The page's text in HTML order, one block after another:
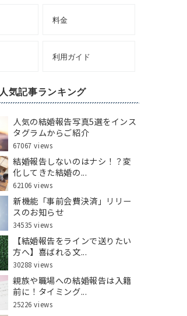
料金
利用ガイド
人気記事ランキング
人気の結婚報告写真5選をインス
タグラムからご紹介
67067 views
結婚報告しないのはナシ！？変
化してきた結婚の...
62106 views
新機能「事前会費決済」リリー
スのお知らせ
34535 views
【結婚報告をラインで送りたい
方へ】喜ばれる文...
30288 views
親族や職場への結婚報告は入籍
前に！タイミング...
25226 views